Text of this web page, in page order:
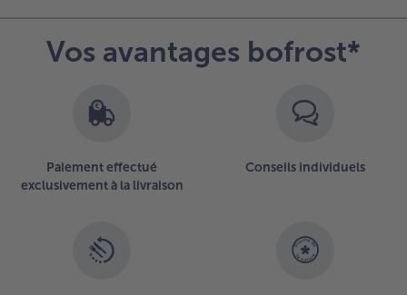
Vos avantages bofrost*
Paiement effectué
exclusivement à la livraison
Conseils individuels